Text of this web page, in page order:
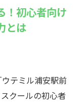
！初心者向け
とは
テミル浦安駅前
クールの初心者